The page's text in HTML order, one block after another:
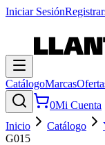
Iniciar Sesión
CatálogoMarcas
0Mi Cuenta
Inicio
Catálogo
G015